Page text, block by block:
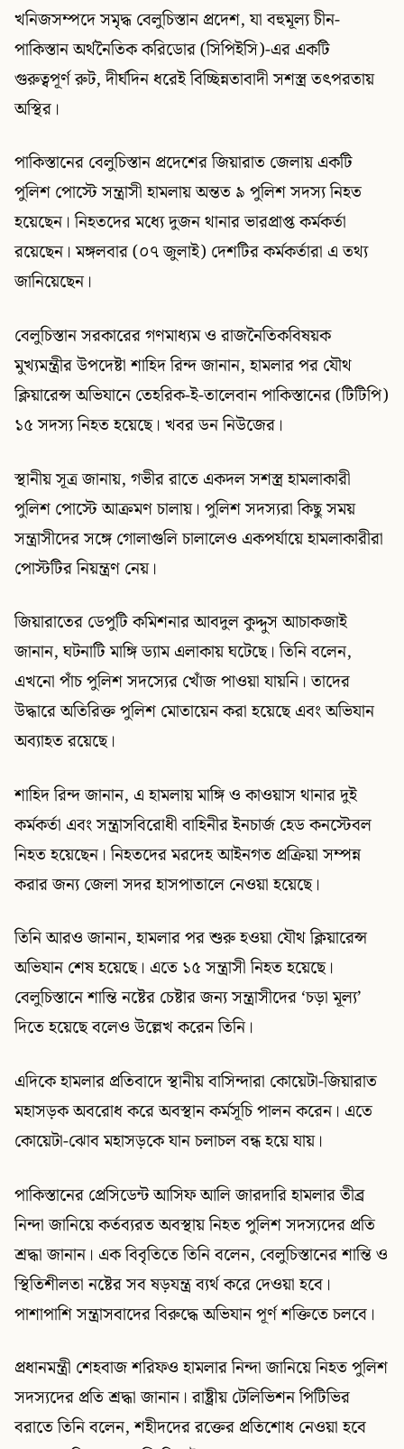
খনিজসম্পদে সমৃদ্ধ বেলুচিস্তান প্রদেশ, যা বহুমূল্য চীন-
পাকিস্তান অর্থনৈতিক করিডোর (সিপিইসি)-এর একটি
গুরুত্বপূর্ণ রুট, দীর্ঘদিন ধরেই বিচ্ছিন্নতাবাদী সশস্ত্র তৎপরতায়
অস্থির।
পাকিস্তানের বেলুচিস্তান প্রদেশের জিয়ারাত জেলায় একটি
পুলিশ পোস্টে সন্ত্রাসী হামলায় অন্তত ৯ পুলিশ সদস্য নিহত
হয়েছেন। নিহতদের মধ্যে দুজন থানার ভারপ্রাপ্ত কর্মকর্তা
রয়েছেন। মঙ্গলবার (০৭ জুলাই) দেশটির কর্মকর্তারা এ তথ্য
জানিয়েছেন।
বেলুচিস্তান সরকারের গণমাধ্যম ও রাজনৈতিকবিষয়ক
মুখ্যমন্ত্রীর উপদেষ্টা শাহিদ রিন্দ জানান, হামলার পর যৌথ
ক্লিয়ারেন্স অভিযানে তেহরিক-ই-তালেবান পাকিস্তানের (টিটিপি)
১৫ সদস্য নিহত হয়েছে। খবর ডন নিউজের।
স্থানীয় সূত্র জানায়, গভীর রাতে একদল সশস্ত্র হামলাকারী
পুলিশ পোস্টে আক্রমণ চালায়। পুলিশ সদস্যরা কিছু সময়
সন্ত্রাসীদের সঙ্গে গোলাগুলি চালালেও একপর্যায়ে হামলাকারীরা
পোস্টটির নিয়ন্ত্রণ নেয়।
জিয়ারাতের ডেপুটি কমিশনার আবদুল কুদ্দুস আচাকজাই
জানান, ঘটনাটি মাঙ্গি ড্যাম এলাকায় ঘটেছে। তিনি বলেন,
এখনো পাঁচ পুলিশ সদস্যের খোঁজ পাওয়া যায়নি। তাদের
উদ্ধারে অতিরিক্ত পুলিশ মোতায়েন করা হয়েছে এবং অভিযান
অব্যাহত রয়েছে।
শাহিদ রিন্দ জানান, এ হামলায় মাঙ্গি ও কাওয়াস থানার দুই
কর্মকর্তা এবং সন্ত্রাসবিরোধী বাহিনীর ইনচার্জ হেড কনস্টেবল
নিহত হয়েছেন। নিহতদের মরদেহ আইনগত প্রক্রিয়া সম্পন্ন
করার জন্য জেলা সদর হাসপাতালে নেওয়া হয়েছে।
তিনি আরও জানান, হামলার পর শুরু হওয়া যৌথ ক্লিয়ারেন্স
অভিযান শেষ হয়েছে। এতে ১৫ সন্ত্রাসী নিহত হয়েছে।
বেলুচিস্তানে শান্তি নষ্টের চেষ্টার জন্য সন্ত্রাসীদের ‘চড়া মূল্য’
দিতে হয়েছে বলেও উল্লেখ করেন তিনি।
এদিকে হামলার প্রতিবাদে স্থানীয় বাসিন্দারা কোয়েটা-জিয়ারাত
মহাসড়ক অবরোধ করে অবস্থান কর্মসূচি পালন করেন। এতে
কোয়েটা-ঝোব মহাসড়কে যান চলাচল বন্ধ হয়ে যায়।
পাকিস্তানের প্রেসিডেন্ট আসিফ আলি জারদারি হামলার তীব্র
নিন্দা জানিয়ে কর্তব্যরত অবস্থায় নিহত পুলিশ সদস্যদের প্রতি
শ্রদ্ধা জানান। এক বিবৃতিতে তিনি বলেন, বেলুচিস্তানের শান্তি ও
স্থিতিশীলতা নষ্টের সব ষড়যন্ত্র ব্যর্থ করে দেওয়া হবে।
পাশাপাশি সন্ত্রাসবাদের বিরুদ্ধে অভিযান পূর্ণ শক্তিতে চলবে।
প্রধানমন্ত্রী শেহবাজ শরিফও হামলার নিন্দা জানিয়ে নিহত পুলিশ
সদস্যদের প্রতি শ্রদ্ধা জানান। রাষ্ট্রীয় টেলিভিশন পিটিভির
বরাতে তিনি বলেন, শহীদদের রক্তের প্রতিশোধ নেওয়া হবে